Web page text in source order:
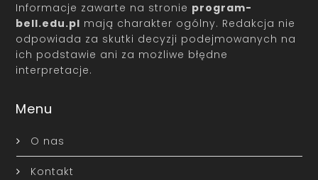
Informacje zawarte na stronie program-
bell.edu.pl mają charakter ogólny. Redakcja nie
odpowiada za skutki decyzji podejmowanych na
ich podstawie ani za możliwe błędne
interpretacje.
Menu
O nas
Kontakt